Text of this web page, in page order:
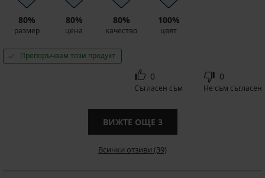
80%
размер
80%
цена
80%
качество
100%
цвят
Препоръчвам този продукт
0
Съгласен съм
0
Не съм съгласен
ВИЖТЕ ОЩЕ 3
Всички отзиви (39)